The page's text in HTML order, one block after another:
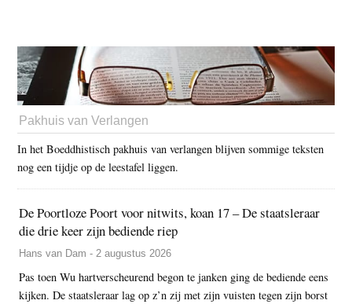
Pakhuis van Verlangen
In het Boeddhistisch pakhuis van verlangen blijven sommige teksten
nog een tijdje op de leestafel liggen.
De Poortloze Poort voor nitwits, koan 17 – De staatsleraar
die drie keer zijn bediende riep
Hans van Dam - 2 augustus 2026
Pas toen Wu hartverscheurend begon te janken ging de bediende eens
kijken. De staatsleraar lag op z’n zij met zijn vuisten tegen zijn borst